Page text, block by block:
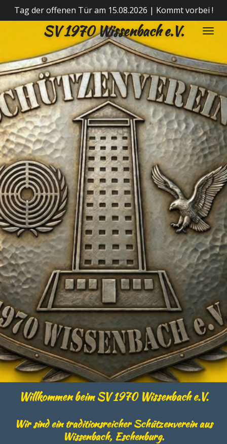
Zum
HauptinhaltSV 1970 Wissenbach e.V.
Tag der offenen Tür am 15.08.2026 | Kommt vorbei !
Willkommen beim SV 1970 Wissenbach e.V.
Wir sind ein traditionsreicher Schützenverein aus
Wissenbach, Eschenburg.